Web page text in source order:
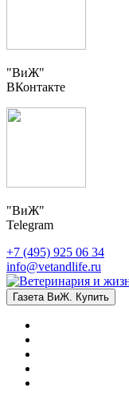
"ВиЖ"
ВКонтакте
"ВиЖ"
Telegram
+7 (495) 925 06 34
info@vetandlife.ru
Газета ВиЖ. Купить